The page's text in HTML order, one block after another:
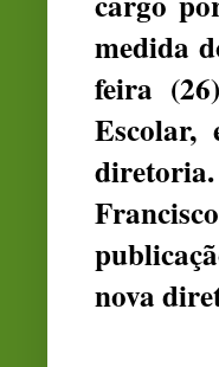
medida
feira
nova